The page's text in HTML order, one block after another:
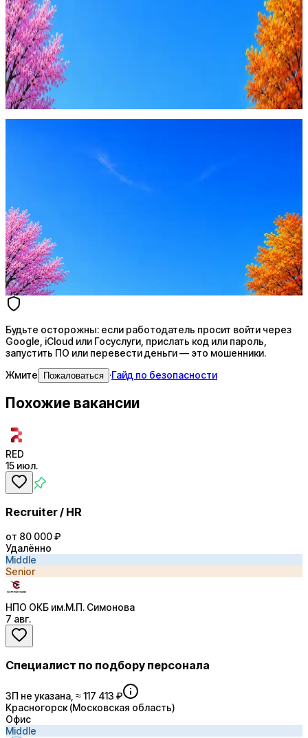
Будьте осторожны: если работодатель просит войти через
Google, iCloud или Госуслуги, прислать код или пароль,
запустить ПО или перевести деньги — это мошенники.
Жмите Пожаловаться
Стратегия поиска с AI: рынки, позиции, вилка, каналы
Будьте осторожны: если работодатель просит войти через
Google, iCloud или Госуслуги, прислать код или пароль,
запустить ПО или перевести деньги — это мошенники.
Жмите
Пожаловаться ·Гайд по безопасности
Похожие вакансии
RED
15 июл.
Recruiter / HR
от 80 000 ₽
Удалённо
Middle
Senior
НПО ОКБ им.М.П. Симонова
7 авг.
Специалист по подбору персонала
ЗП не указана, ≈ 117 413 ₽
Красногорск (Московская область)
Офис
Middle